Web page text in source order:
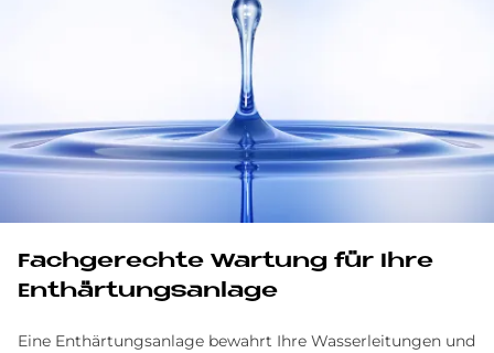
Fach­ge­rech­te War­tung für Ihre
Ent­här­tungs­an­la­ge
Eine Enthärtungsanlage bewahrt Ihre Wasserleitungen und